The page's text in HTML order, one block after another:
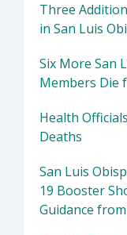
Three
in San Luis
Six More San
Members Die
Health
Deaths
San Luis
19 Booster
Guidance